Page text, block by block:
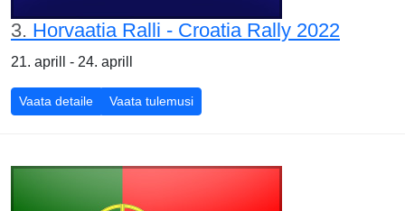
3. Horvaatia Ralli - Croatia Rally 2022
21. aprill - 24. aprill
Vaata detaile Vaata tulemusi